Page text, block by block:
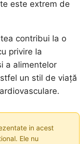
este extrem de
contribui la o
privire la
a alimentelor
un stil de viață
in acest
Ele nu